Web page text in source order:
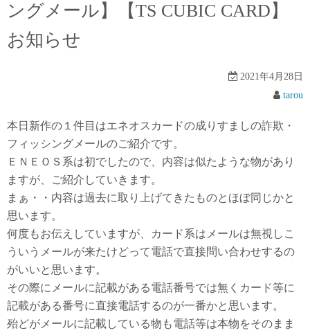
ングメール】【TS CUBIC CARD】
お知らせ
2021年4月28日
tarou
本日新作の１件目はエネオスカードの成りすましの詐欺・
フィッシングメールのご紹介です。
ＥＮＥＯＳ系は初でしたので、内容は似たような物があり
ますが、ご紹介していきます。
まぁ・・内容は過去に取り上げてきたものとほぼ同じかと
思います。
何度もお伝えしていますが、カード系はメールは無視しこ
ういうメールが来たけどって電話で直接問い合わせするの
がいいと思います。
その際にメールに記載がある電話番号では無くカード等に
記載がある番号に直接電話するのが一番かと思います。
殆どがメールに記載している物も電話等は本物をそのまま